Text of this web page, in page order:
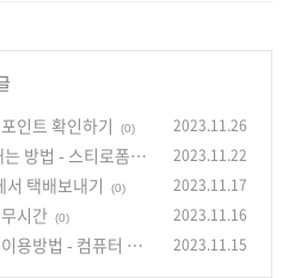
인트 확인하기
(0) 2023.11.26
방법 - 스티로폼보
2023.11.22
택배보내기 (0) 2023.11.17
시간 (0) 2023.11.16
용방법 - 컴퓨터 노
2023.11.15